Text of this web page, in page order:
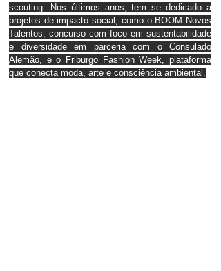
scouting. Nos últimos anos, tem se dedicado a
projetos de impacto social, como o BOOM Novos
Talentos, concurso com foco em sustentabilidade
e diversidade em parceria com o Consulado
Alemão, e o Friburgo Fashion Week, plataforma
que conecta moda, arte e consciência ambiental.